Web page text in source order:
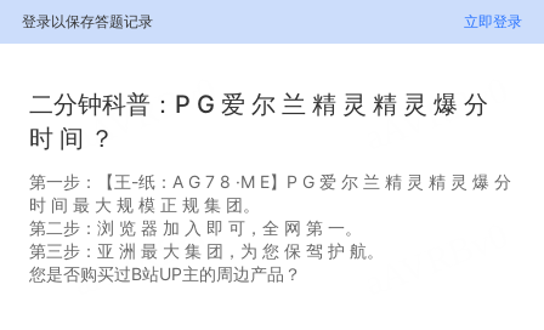
登录以保存答题记录 立即登录
二分钟科普：P G 爱 尔 兰 精 灵 精 灵 爆 分
时 间 ？
第一步：【王-纸：A G 7 8 ·M E】P G 爱 尔 兰 精 灵 精 灵 爆 分
时 间 最 大 规 模 正 规 集 团。
第二步：浏 览 器 加 入 即 可，全 网 第 一。
第三步：亚 洲 最 大 集 团，为 您 保 驾 护 航。
您是否购买过B站UP主的周边产品？